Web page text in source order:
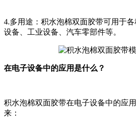
4.多用途：积水泡棉双面胶带可用于
设备、工业设备、汽车零部件等。
在电子设备中的应用是什么？
积水泡棉双面胶带在电子设备中的应
来：